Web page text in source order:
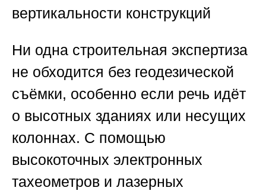
вертикальности конструкций
Ни одна строительная экспертиза
не обходится без геодезической
съёмки, особенно если речь идёт
о высотных зданиях или несущих
колоннах. С помощью
высокоточных электронных
тахеометров и лазерных